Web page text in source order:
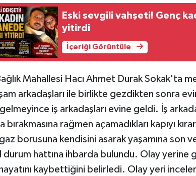
Eski sevgili vahşeti! Genç
yitirdi
İçeriği Görüntüle
Mahallesi Hacı Ahmet Durak Sokak'ta
arkadaşları ile birlikte gezdikten sonra
iş arkadaşları evine geldi. İş
bırakmasına rağmen açamadıkları kapıyı
borusuna kendisini asarak yaşamına son
durum hattına ihbarda bulundu. Olay yerine
kaybettiğini belirledi. Olay yeri